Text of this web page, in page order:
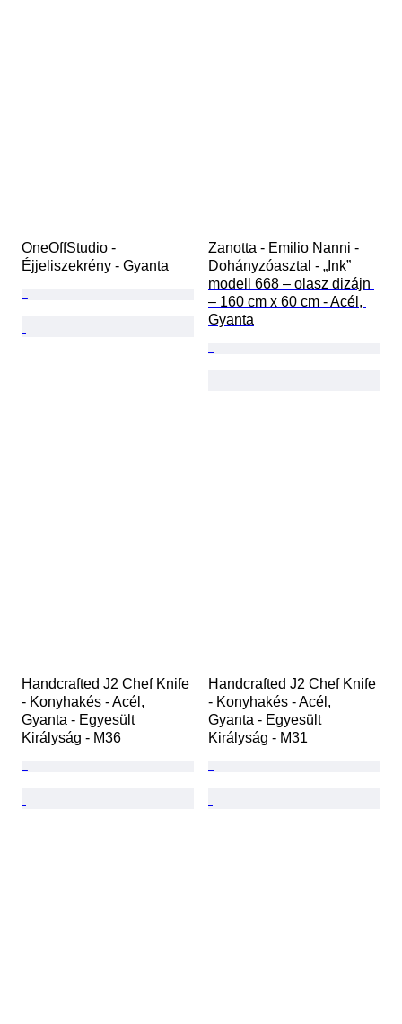
OneOffStudio -
Éjjeliszekrény - Gyanta
Zanotta - Emilio Nanni -
Dohányzóasztal - „Ink”
modell 668 – olasz dizájn
– 160 cm x 60 cm - Acél,
Gyanta
Handcrafted J2 Chef Knife
- Konyhakés - Acél,
Gyanta - Egyesült
Királyság - M36
Handcrafted J2 Chef Knife
- Konyhakés - Acél,
Gyanta - Egyesült
Királyság - M31